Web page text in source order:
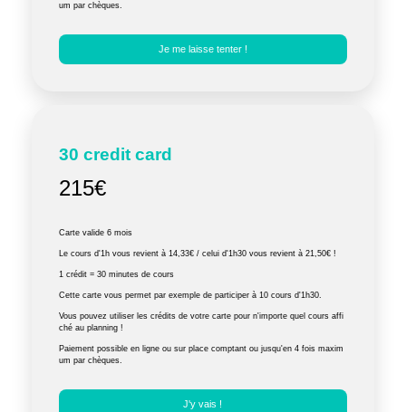
um par chèques.
Je me laisse tenter !
30 credit card
215€
Carte valide 6 mois
Le cours d'1h vous revient à 14,33€ / celui d'1h30 vous revient à 21,50€ !
1 crédit = 30 minutes de cours
Cette carte vous permet par exemple de participer à 10 cours d'1h30.
Vous pouvez utiliser les crédits de votre carte pour n'importe quel cours affi
ché au planning !
Paiement possible en ligne ou sur place comptant ou jusqu'en 4 fois maxim
um par chèques.
J'y vais !